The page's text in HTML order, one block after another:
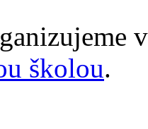
školou.